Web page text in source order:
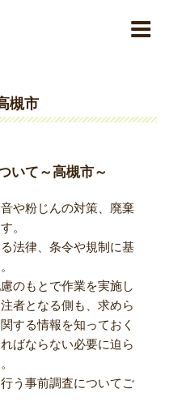
槻市
いて～高槻市～
や粉じんの対策、廃棄
。
法律、条令や規制に基
のもとで作業を実施し
者となる側も、求めら
する情報を知っておく
ばならない必要に迫ら
う事前調査についてご